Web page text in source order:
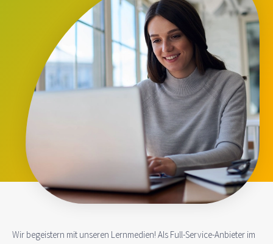
Wir begeistern mit unseren Lernmedien! Als Full-Service-Anbieter im